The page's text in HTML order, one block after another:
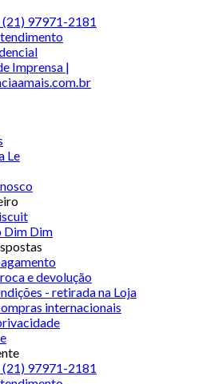
97971-2181
Imprensa |
Le
Dim Dim
e devolução
- retirada na Loja
internacionais
97971-2181